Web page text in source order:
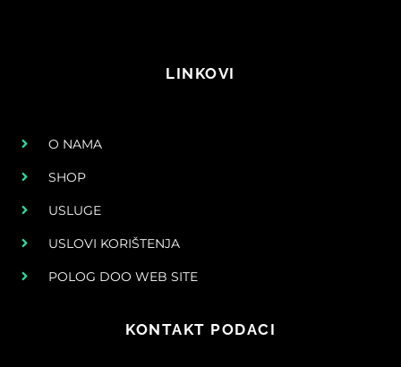
LINKOVI
O NAMA
SHOP
USLUGE
USLOVI KORIŠTENJA
POLOG DOO WEB SITE
KONTAKT PODACI